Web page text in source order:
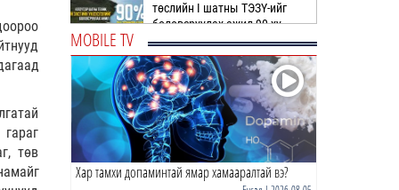
төв
төслийн I шатны ТЭЗҮ-ийг
боловсруулах ажил 90 ху…
Нийслэлийн иргэдийн
Төлөөлөгчдийн Хурлын
Ээлжит VIII хуралдаан
эхэллээ
0 | 8 цагийн өмнө
ТОО | Гадаад валютын нөөц
MOBILE TV
Хар тамхи допаминтай ямар хамааралтай вэ?